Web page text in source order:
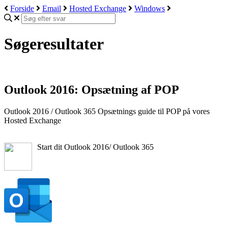
Forside Email Hosted Exchange Windows
Søgeresultater
Outlook 2016: Opsætning af POP
Outlook 2016 / Outlook 365 Opsætnings guide til POP på vores
Hosted Exchange
Start dit Outlook 2016/ Outlook 365